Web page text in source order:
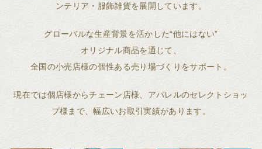
ンテリア・服飾雑貨を展開しています。
グローバルな生産背景を活かした“他にはない”
オリジナル商品を通じて、
全国の小売店様の個性ある売り場づくりをサポート。
現在では個店様からチェーン店様、アパレルのセレクトショッ
プ様まで、幅広いお取引実績があります。